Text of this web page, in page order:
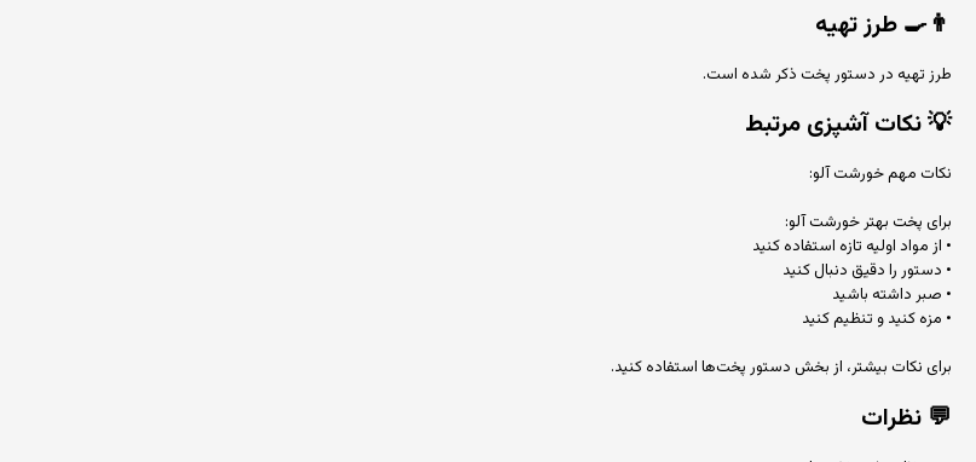
👨‍🍳 طرز تهیه
طرز تهیه در دستور پخت ذکر شده است.
💡نکات آشپزی مرتبط
نکات مهم خورشت آلو:
برای پخت بهتر خورشت آلو:
• از مواد اولیه تازه استفاده کنید
• دستور را دقیق دنبال کنید
• صبر داشته باشید
• مزه کنید و تنظیم کنید
برای نکات بیشتر، از بخش دستور پخت‌ها استفاده کنید.
💬 نظرات